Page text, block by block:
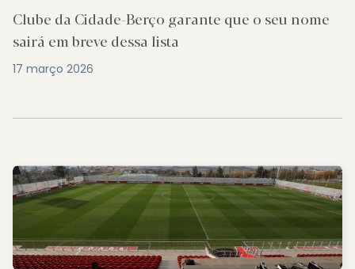
Clube da Cidade-Berço garante que o seu nome
sairá em breve dessa lista
17 março 2026